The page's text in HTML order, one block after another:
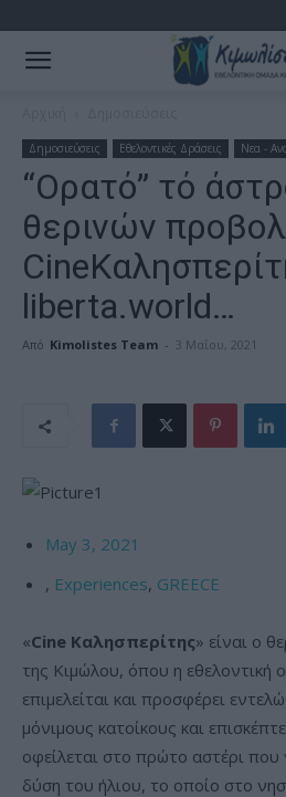
Δημοσιεύσεις Εθελοντικές Δράσεις Νεα -
“Ορατό” τό
θερινών
liberta.world…
Από Kimolistes Team - 3 Μαΐου, 2021
May 3, 2021
, Experiences, GREECE
«Cine Καλησπερίτης» είναι ο
της Κιμώλου, όπου η εθελοντική
επιμελείται και προσφέρει
μόνιμους κατοίκους και
οφείλεται στο πρώτο αστέρι που
δύση του ήλιου, το οποίο στο